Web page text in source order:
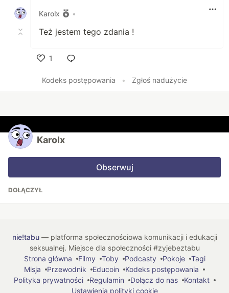
Karolx
•
Też jestem tego zdania !
1
Kodeks postępowania
• Zgłoś nadużycie
Karolx
Obserwuj
DOŁĄCZYŁ
nie!tabu— platforma społecznościowa komunikacji i edukacji
seksualnej. Miejsce dla społeczności #zyjebeztabu
Strona główna
Filmy Toby Podcasty Pokoje
Tagi
Misja
Przewodnik Educoin
Kodeks postępowania
Polityka prywatności
Regulamin Dołącz do nas
Kontakt
Ustawienia polityki cookie